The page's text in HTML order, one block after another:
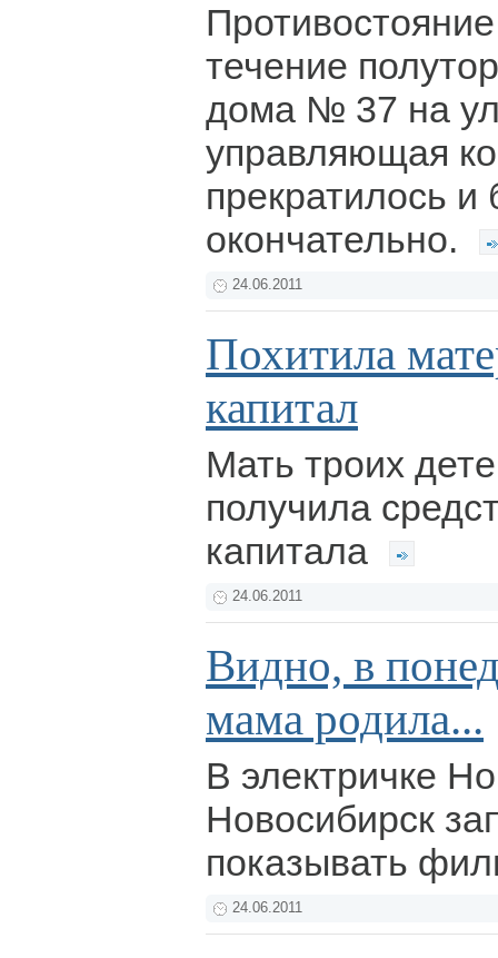
течение
дома № 37 на
управляющая
прекратилось и
окончательно.
24.06.2011
Похитила
капитал
Мать троих
получила
капитала
24.06.2011
Видно, в
мама родила...
В электричке
Новосибирск
показывать
24.06.2011